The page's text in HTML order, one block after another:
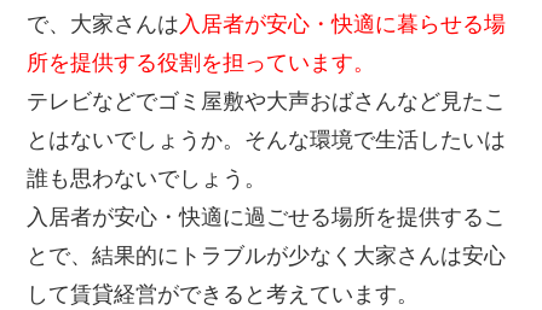
で、大家さんは 入居者が安心・快適に暮らせる場
所を提供する役割を担っています。
テレビなどでゴミ屋敷や大声おばさんなど見たこ
とはないでしょうか。そんな環境で生活したいは
誰も思わないでしょう。
入居者が安心・快適に過ごせる場所を提供するこ
とで、結果的にトラブルが少なく大家さんは安心
して賃貸経営ができると考えています。